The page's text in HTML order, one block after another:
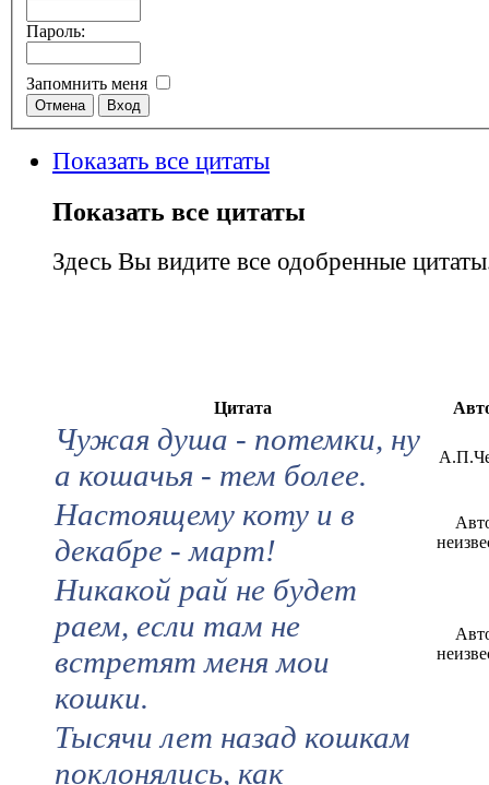
Пароль:
Запомнить меня
Показать все цитаты
Показать все цитаты
Здесь Вы видите все одобренные
Цитата
Чужая душа - потемки, ну
а кошачья - тем более.
Настоящему коту и в
декабре - март!
Никакой рай не будет
раем, если там не
встретят меня мои
кошки.
Тысячи лет назад кошкам
поклонялись, как